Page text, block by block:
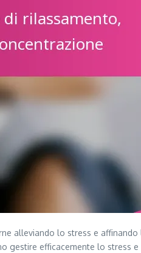
alleviando lo stress e
gestire efficacemente lo stress